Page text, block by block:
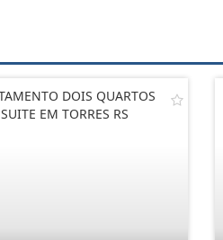
DOIS QUARTOS
EM TORRES RS